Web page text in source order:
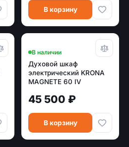
В корзину
В наличии
Духовой шкаф
электрический KRONA
MAGNETE 60 IV
45 500 ₽
В корзину